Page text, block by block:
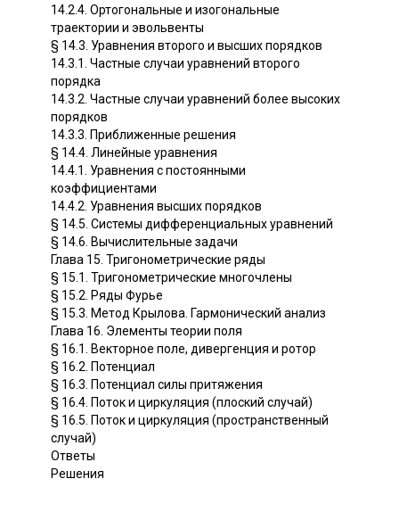
14.2.4. Ортогональные и изогональные
траектории и эвольвенты
§ 14.3. Уравнения второго и высших порядков
14.3.1. Частные случаи уравнений второго
порядка
14.3.2. Частные случаи уравнений более высоких
порядков
14.3.3. Приближенные решения
§ 14.4. Линейные уравнения
14.4.1. Уравнения с постоянными
коэффициентами
14.4.2. Уравнения высших порядков
§ 14.5. Системы дифференциальных уравнений
§ 14.6. Вычислительные задачи
Глава 15. Тригонометрические ряды
§ 15.1. Тригонометрические многочлены
§ 15.2. Ряды Фурье
§ 15.3. Метод Крылова. Гармонический анализ
Глава 16. Элементы теории поля
§ 16.1. Векторное поле, дивергенция и ротор
§ 16.2. Потенциал
§ 16.3. Потенциал силы притяжения
§ 16.4. Поток и циркуляция (плоский случай)
§ 16.5. Поток и циркуляция (пространственный
случай)
Ответы
Решения